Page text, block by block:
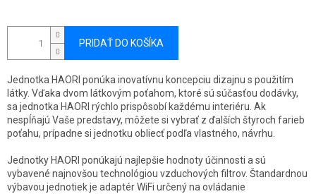
PRIDAŤ DO KOŠÍKA
Jednotka HAORI ponúka inovatívnu koncepciu dizajnu s použitím
látky. Vďaka dvom látkovým poťahom, ktoré sú súčasťou dodávky,
sa jednotka HAORI rýchlo prispôsobí každému interiéru. Ak
nespĺňajú Vaše predstavy, môžete si vybrať z ďalších štyroch farieb
poťahu, prípadne si jednotku obliecť podľa vlastného, návrhu.
Jednotky HAORI ponúkajú najlepšie hodnoty účinnosti a sú
vybavené najnovšou technológiou vzduchových filtrov. Štandardnou
výbavou jednotiek je adaptér WiFi určený na ovládanie